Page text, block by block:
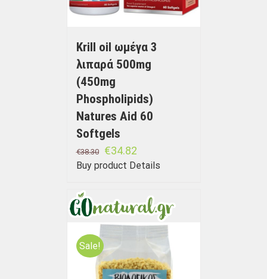
Krill oil ωμέγα 3
λιπαρά 500mg
(450mg
Phospholipids)
Natures Aid 60
Softgels
€38.30 €34.82
Buy product Details
Sale!